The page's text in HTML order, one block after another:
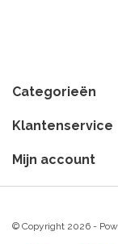
Categorieën
Klantenservice
Mijn account
© Copyright 2026 -